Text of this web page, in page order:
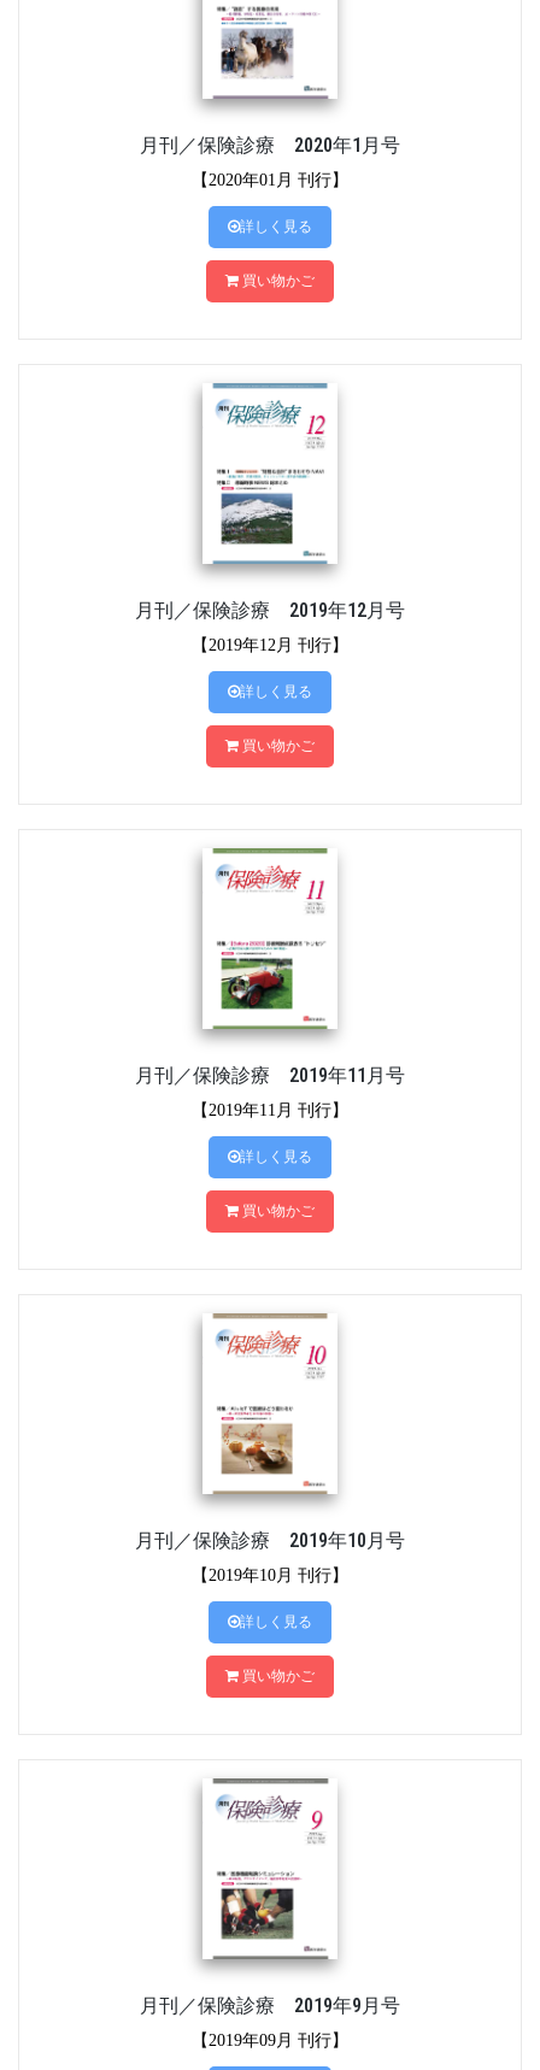
月刊／保険診療 2020年1月号
【2020年01月 刊行】
詳しく見る
買い物かご
月刊／保険診療 2019年12月号
【2019年12月 刊行】
詳しく見る
買い物かご
月刊／保険診療 2019年11月号
【2019年11月 刊行】
詳しく見る
買い物かご
月刊／保険診療 2019年10月号
【2019年10月 刊行】
詳しく見る
買い物かご
月刊／保険診療 2019年9月号
【2019年09月 刊行】